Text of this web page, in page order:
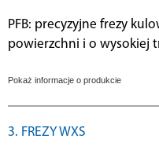
PFB: precyzyjne frezy
powierzchni i o wysokiej
Pokaż informacje o produkcie
3. FREZY WXS